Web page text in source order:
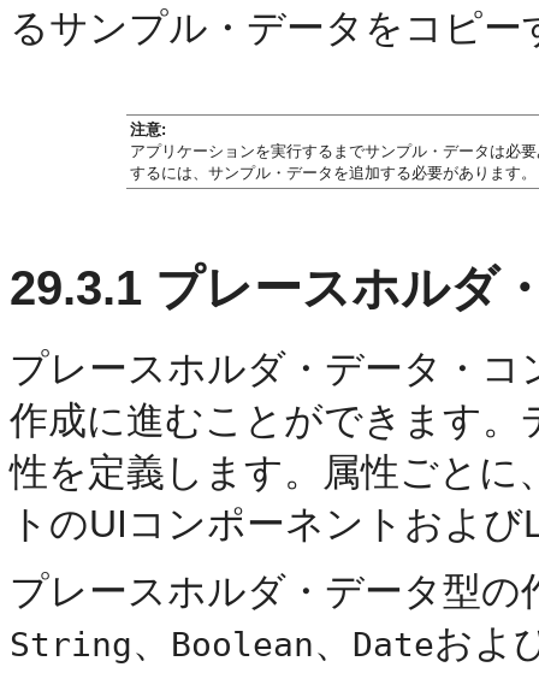
るサンプル・データをコピ
注意:
アプリケーションを実行するまでサンプル・データは必
するには、サンプル・データを追加する必要があります。
29.3.1 プレースホルダ
プレースホルダ・データ・
作成に進むことができます。
性を定義します。属性ごと
トのUIコンポーネントおよ
プレースホルダ・データ型
String、 Boolean、 Dateおよ